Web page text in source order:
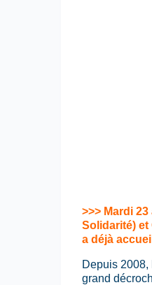
>>> Mardi
Solidarité)
a déjà
Depuis
grand